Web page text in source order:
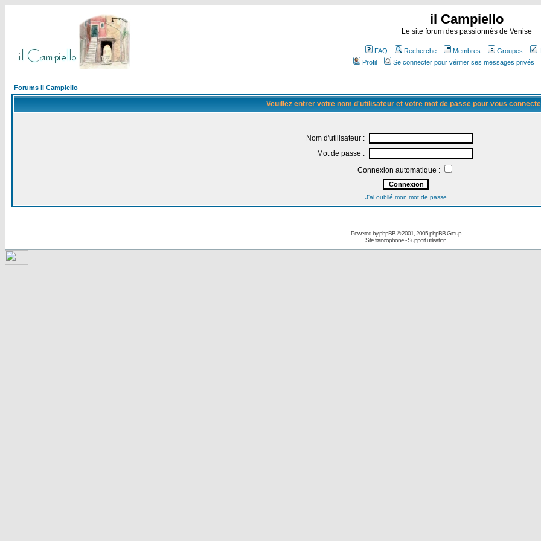
il Campiello
Le site forum des passionnés de Venise
FAQ Recherche Membres Groupes
Profil
Se connecter pour vérifier ses messages privés
Forums il Campiello
Veuillez entrer votre nom d'utilisateur et votre mot de passe pour vous
Nom d'utilisateur :
Mot de passe :
Connexion automatique :
J'ai oublié mon mot de passe
Powered byphpBB© 2001, 2005 phpBB Group
Site francophone-Support utilisation